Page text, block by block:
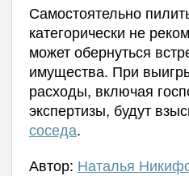
Самостоятельно
категорически не
может обернуться
имущества. При
расходы, включая
экспертизы, будут
соседа.
Автор: Наталья